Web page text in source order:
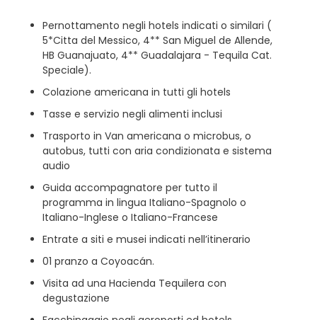
Pernottamento negli hotels indicati o similari (
5*Citta del Messico, 4** San Miguel de Allende,
HB Guanajuato, 4** Guadalajara - Tequila Cat.
Speciale).
Colazione americana in tutti gli hotels
Tasse e servizio negli alimenti inclusi
Trasporto in Van americana o microbus, o
autobus, tutti con aria condizionata e sistema
audio
Guida accompagnatore per tutto il
programma in lingua Italiano-Spagnolo o
Italiano-Inglese o Italiano-Francese
Entrate a siti e musei indicati nell’itinerario
01 pranzo a Coyoacán.
Visita ad una Hacienda Tequilera con
degustazione